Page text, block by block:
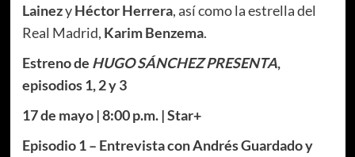
LainezyHéctor Herrera, así como la estrella del
Real Madrid, Karim Benzema.
Estreno de HUGO SÁNCHEZ PRESENTA,
episodios 1, 2 y 3
17 de mayo | 8:00 p.m. | Star+
Episodio 1 – Entrevista con Andrés Guardado y